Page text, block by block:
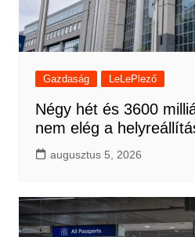
Gazdaság LeLePlező
Négy hét és 3600
nem elég a
augusztus 5, 2026